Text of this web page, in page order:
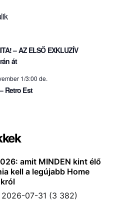
– AZ ELSŐ EXKLUZÍV
át
1/3:00 de.
Retro Est
amit MINDEN kint élő
kell a legújabb Home
2026-07-31 (3 382)